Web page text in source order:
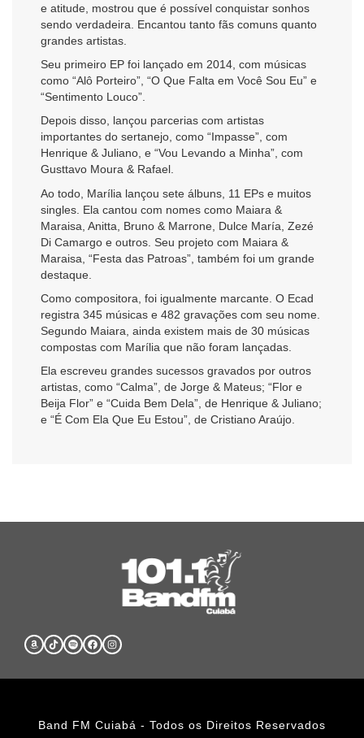
e atitude, mostrou que é possível conquistar sonhos
sendo verdadeira. Encantou tanto fãs comuns quanto
grandes artistas.
Seu primeiro EP foi lançado em 2014, com músicas
como “Alô Porteiro”, “O Que Falta em Você Sou Eu” e
“Sentimento Louco”.
Depois disso, lançou parcerias com artistas
importantes do sertanejo, como “Impasse”, com
Henrique & Juliano, e “Vou Levando a Minha”, com
Gusttavo Moura & Rafael.
Ao todo, Marília lançou sete álbuns, 11 EPs e muitos
singles. Ela cantou com nomes como Maiara &
Maraisa, Anitta, Bruno & Marrone, Dulce María, Zezé
Di Camargo e outros. Seu projeto com Maiara &
Maraisa, “Festa das Patroas”, também foi um grande
destaque.
Como compositora, foi igualmente marcante. O Ecad
registra 345 músicas e 482 gravações com seu nome.
Segundo Maiara, ainda existem mais de 30 músicas
compostas com Marília que não foram lançadas.
Ela escreveu grandes sucessos gravados por outros
artistas, como “Calma”, de Jorge & Mateus; “Flor e
Beija Flor” e “Cuida Bem Dela”, de Henrique & Juliano;
e “É Com Ela Que Eu Estou”, de Cristiano Araújo.
Band FM Cuiabá - Todos os Direitos Reservados